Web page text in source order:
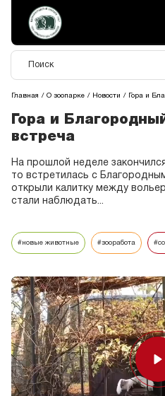
Главная О зоопарке Новости Гора и
Гора и
встреча
На прошлой неделе
то встретилась с
открыли калитку между
стали наблюдать...
#новые животные #зооработа